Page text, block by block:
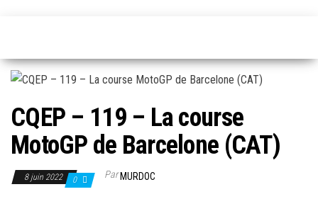
CQEP – 119 – La course
MotoGP de Barcelone (CAT)
8 juin 2022 0 ParMURDOC